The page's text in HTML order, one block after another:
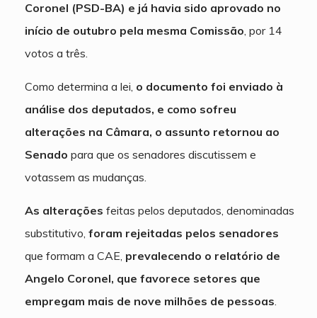
Coronel (PSD-BA) e já havia sido aprovado no
início de outubro pela mesma Comissão, por 14
votos a três.
Como determina a lei, o documento foi enviado à
análise dos deputados, e como sofreu
alterações na Câmara, o assunto retornou ao
Senado para que os senadores discutissem e
votassem as mudanças.
As alterações feitas pelos deputados, denominadas
substitutivo, foram rejeitadas pelos senadores
que formam a CAE, prevalecendo o relatório de
Angelo Coronel, que favorece setores que
empregam mais de nove milhões de pessoas.